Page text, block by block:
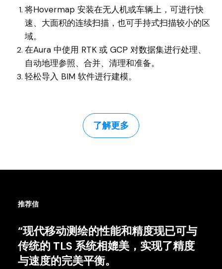
将Hovermap 安装在无人机或车辆上，可进行快
速、大面积的连续扫描，也可手持式扫描较小的区
域。
在Aura 中使用 RTK 或 GCP 对数据集进行处理、
自动地理参照、合并、清理和准备。
轻松导入 BIM 软件进行建模。
了解更多
推荐信
“现代移动测绘的性能和精度现已可与
传统的 TLS 系统相媲美，实现了精度
与速度的完美平衡。